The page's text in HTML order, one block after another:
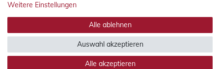
Mehr Informationen
Rechtliches
Weitere Einstellungen
Alle akzeptieren
Alle ablehnen
Auswahl akzeptieren